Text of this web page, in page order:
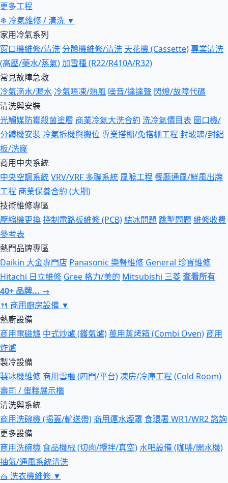
更多工程
❄ 冷氣維修 / 清洗 ▼
家用冷氣系列
窗口機維修/清洗 分體機維修/清洗 天花機 (Cassette)專業清洗
(高壓/藥水/蒸氣)加雪種 (R22/R410A/R32)
常見故障急救
冷氣滴水/漏水 冷氣唔凍/熱風 噪音/達達聲 閃燈/故障代碼
清洗與安裝
光觸媒防霉殺菌塗層 商業冷氣大洗合約 洗冷氣價目表 窗口機/
分體機安裝 冷氣拆機與搬位 專業搭棚/免搭棚工程 封玻璃/封鋁
板/洗窿
商用中央系統
中央空調系統VRV/VRF 多聯系統 風喉工程 餐廳通風/鮮風出牌
工程 商業保養合約 (大期)
技術維修專區
壓縮機更換控制電路板維修 (PCB)結冰問題跳掣問題維修收費
參考表
熱門品牌專區
Daikin 大金專門店 Panasonic 樂聲維修 General 珍寶維修
Hitachi 日立維修 Gree 格力/美的 Mitsubishi 三菱查看所有
40+ 品牌... →
🍴 商用廚房設備 ▼
熱廚設備
商用電磁爐 中式炒爐 (鑊氣爐) 萬用蒸烤箱 (Combi Oven) 商用
炸爐
製冷設備
製冰機維修 商用雪櫃 (四門/平台)凍房/冷庫工程 (Cold Room)
壽司 / 蛋糕展示櫃
清洗與系統
商用洗碗機 (揭蓋/輸送帶) 商用運水煙罩 食環署 WR1/WR2 諮詢
更多設備
商用洗碗機 食品機械 (切肉/攪拌/真空)水吧設備 (咖啡/開水機)
抽氣/通風系統清洗
🧺 洗衣機維修 ▼